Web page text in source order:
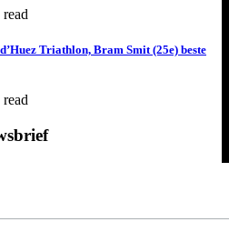
read
Triathlon, Bram Smit (25e) beste
read